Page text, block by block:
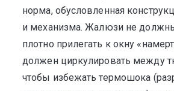
норма, обусловленная
и механизма. Жалюзи не
плотно прилегать к окну
должен циркулировать между
чтобы избежать термошока